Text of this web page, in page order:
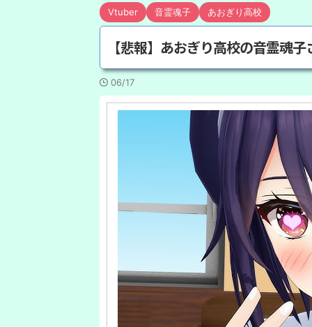
Vtuber 音霊魂子 あおぎり高校
【悲報】あおぎり高校の音霊魂
06/17